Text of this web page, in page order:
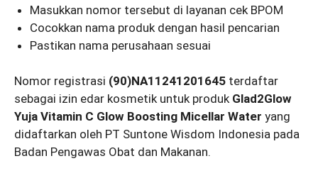
Masukkan nomor tersebut di layanan cek BPOM
Cocokkan nama produk dengan hasil pencarian
Pastikan nama perusahaan sesuai
Nomor registrasi (90)NA11241201645 terdaftar
sebagai izin edar kosmetik untuk produk Glad2Glow
Yuja Vitamin C Glow Boosting Micellar Water yang
didaftarkan oleh PT Suntone Wisdom Indonesia pada
Badan Pengawas Obat dan Makanan.